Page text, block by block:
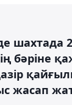
шахтада
бәріне
жасап